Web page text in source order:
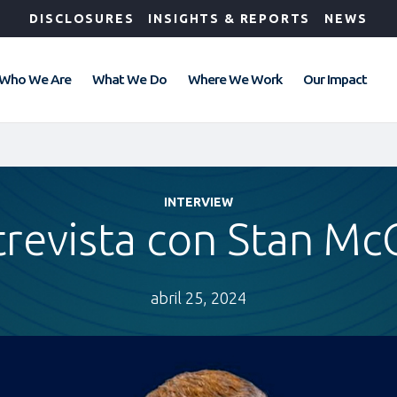
DISCLOSURES INSIGHTS & REPORTS NEWS
We Are What We Do Where We Work Our Impact
INTERVIEW
con Stan
abril 25, 2024